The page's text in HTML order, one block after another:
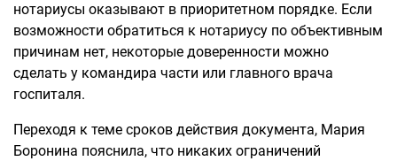
нотариусы оказывают в приоритетном порядке. Если
возможности обратиться к нотариусу по объективным
причинам нет, некоторые доверенности можно
сделать у командира части или главного врача
госпиталя.
Переходя к теме сроков действия документа, Мария
Боронина пояснила, что никаких ограничений